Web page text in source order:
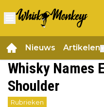
Nieuws Artikelen
Whisky Names
Shoulder
Rubrieken